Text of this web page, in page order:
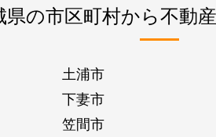
県の市区町村から不動
土浦市
下妻市
笠間市